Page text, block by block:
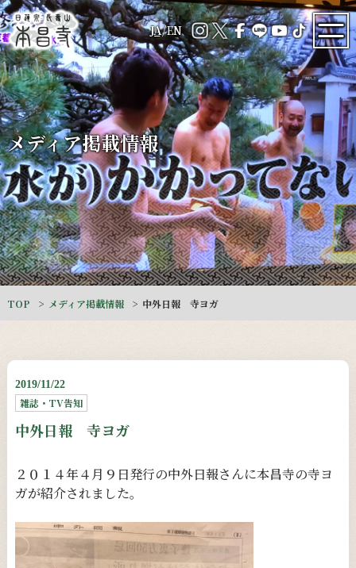
JA/EN
メディア掲載情報
TOP メディア掲載情報 中外日報 寺ヨガ
2019/11/22
雑誌・TV告知
中外日報 寺ヨガ
２０１４年４月９日発行の中外日報さんに本昌寺の寺ヨ
ガが紹介されました。